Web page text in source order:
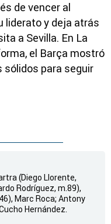
de vencer al
liderato y deja atrás
a Sevilla. En La
el Barça mostró
sólidos para seguir
(Diego Llorente,
Rodríguez, m.89),
Marc Roca; Antony
Hernández.